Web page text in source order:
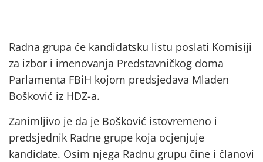
Radna grupa će kandidatsku listu poslati Komisiji
za izbor i imenovanja Predstavničkog doma
Parlamenta FBiH kojom predsjedava Mladen
Bošković iz HDZ-a.
Zanimljivo je da je Bošković istovremeno i
predsjednik Radne grupe koja ocjenjuje
kandidate. Osim njega Radnu grupu čine i članovi